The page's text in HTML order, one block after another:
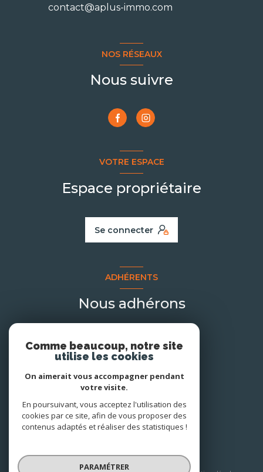
contact@aplus-immo.com
NOS RÉSEAUX
Nous suivre
VOTRE ESPACE
Espace propriétaire
Se connecter
ADHÉRENTS
Nous adhérons
© 2026 | Tous droits réservés
Comme beaucoup, notre site
utilise les cookies
On aimerait vous accompagner pendant
votre visite.
En poursuivant, vous acceptez l'utilisation des
cookies par ce site, afin de vous proposer des
contenus adaptés et réaliser des statistiques !
PARAMÉTRER